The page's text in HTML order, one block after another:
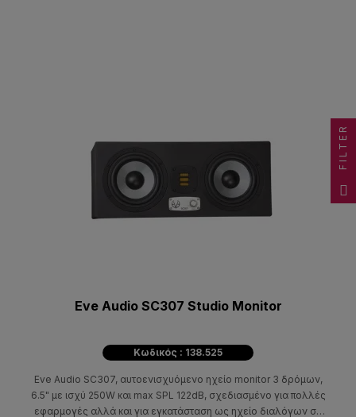
Eve Audio SC307 Studio Monitor
Κωδικός : 138.525
Eve Audio SC307, αυτοενισχυόμενο ηχείο monitor 3 δρόμων,
6.5" με ισχύ 250W και max SPL 122dB, σχεδιασμένο για πολλές
εφαρμογές αλλά και για εγκατάσταση ως ηχείο διαλόγων σε
FILTER